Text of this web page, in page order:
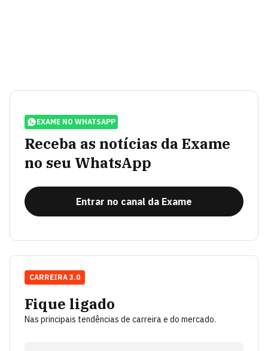
EXAME NO WHATSAPP
Receba as notícias da Exame
no seu WhatsApp
Entrar no canal da Exame
Fique ligado
Nas principais tendências de carreira e do mercado.
CARREIRA 3.0